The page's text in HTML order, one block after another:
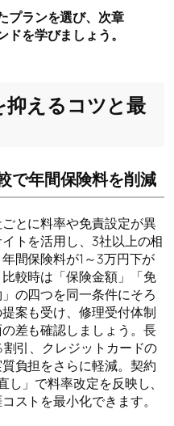
プランを選び、次章
を学びましょう。
抑えるコツと最
で年間保険料を削減
とに料率や免責設定が異
トを活用し、3社以上の相
間保険料が1～3万円下が
較時は「保険金額」「免
の四つを同一条件にそろ
案も受け、修理受付体制
差も確認しましょう。長
引、クレジットカードの
負担をさらに軽減。契約
」で料率改定を反映し、
ストを最小化できます。